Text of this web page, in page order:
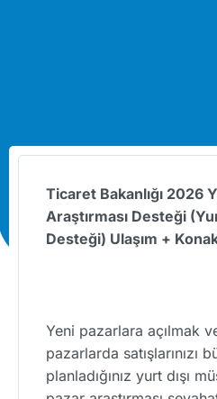
Ticaret Bakanlığı 2026
Araştırması Desteği
Desteği) Ulaşım +
Yeni pazarlara açılmak
pazarlarda satışlarınızı
planladığınız yurt dışı